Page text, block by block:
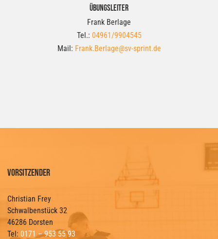
Übungsleiter
Frank Berlage
Tel.: 04961/9904545
Mail: Frank.Berlage@sv-sprint.de
Vorsitzender
Christian Frey
Schwalbenstück 32
46286 Dorsten
Tel: 0171 – 953 55 93